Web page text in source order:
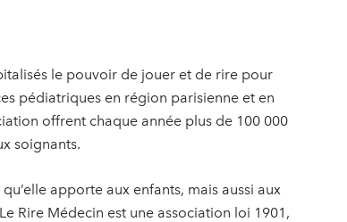
le pouvoir de jouer et de rire pour
pédiatriques en région parisienne et en
offrent chaque année plus de 100 000
soignants.
apporte aux enfants, mais aussi aux
Rire Médecin est une association loi 1901,